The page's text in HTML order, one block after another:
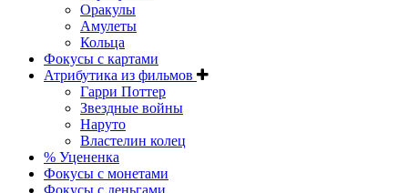
Оракулы
Амулеты
Кольца
Фокусы с картами
Атрибутика из фильмов
Гарри Поттер
Звездные войны
Наруто
Властелин колец
% Уцененка
Фокусы с монетами
Фокусы с деньгами